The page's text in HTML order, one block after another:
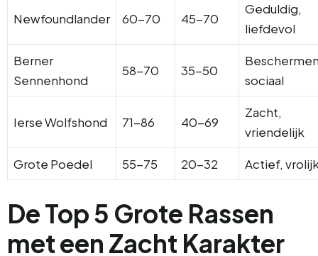
Newfoundlander 60-70 45-70
Geduldig,
liefdevol
Berner
Sennenhond
58-70 35-50
sociaal
Ierse Wolfshond 71-86 40-69
Zacht,
vriendelijk
Grote Poedel 55-75 20-32 Actief,
De Top 5 Grote Rassen
met een Zacht Karakter